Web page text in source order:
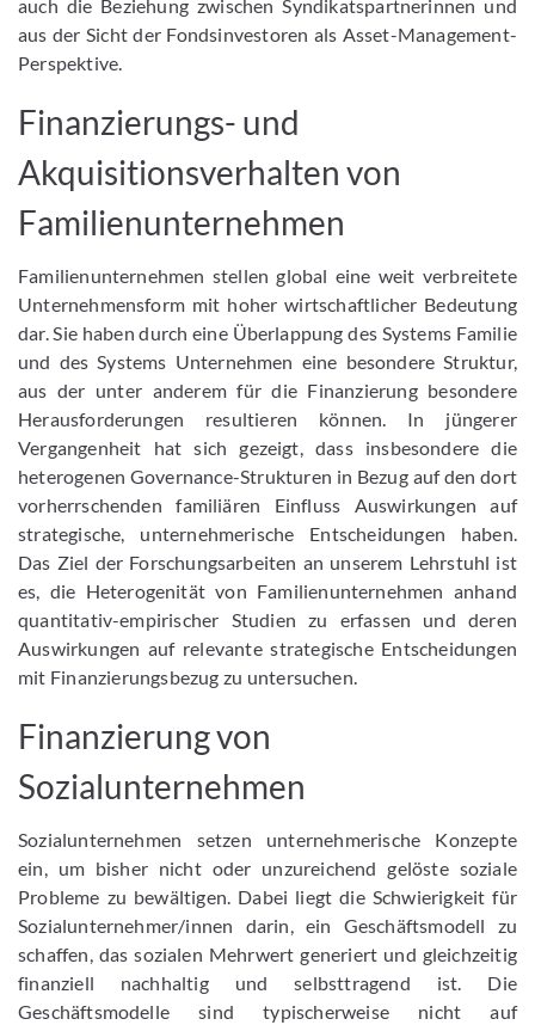
auch die Beziehung zwischen Syndikatspartnerinnen und
aus der Sicht der Fondsinvestoren als Asset-Management-
Perspektive.
Finanzierungs- und
Akquisitionsverhalten von
Familienunternehmen
Familienunternehmen stellen global eine weit verbreitete
Unternehmensform mit hoher wirtschaftlicher Bedeutung
dar. Sie haben durch eine Überlappung des Systems Familie
und des Systems Unternehmen eine besondere Struktur,
aus der unter anderem für die Finanzierung besondere
Herausforderungen resultieren können. In jüngerer
Vergangenheit hat sich gezeigt, dass insbesondere die
heterogenen Governance-Strukturen in Bezug auf den dort
vorherrschenden familiären Einfluss Auswirkungen auf
strategische, unternehmerische Entscheidungen haben.
Das Ziel der Forschungsarbeiten an unserem Lehrstuhl ist
es, die Heterogenität von Familienunternehmen anhand
quantitativ-empirischer Studien zu erfassen und deren
Auswirkungen auf relevante strategische Entscheidungen
mit Finanzierungsbezug zu untersuchen.
Finanzierung von
Sozialunternehmen
Sozialunternehmen setzen unternehmerische Konzepte
ein, um bisher nicht oder unzureichend gelöste soziale
Probleme zu bewältigen. Dabei liegt die Schwierigkeit für
Sozialunternehmer/innen darin, ein Geschäftsmodell zu
schaffen, das sozialen Mehrwert generiert und gleichzeitig
finanziell nachhaltig und selbsttragend ist. Die
Geschäftsmodelle sind typischerweise nicht auf